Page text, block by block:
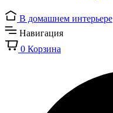
В домашнем интерьере
Навигация
0 Корзина